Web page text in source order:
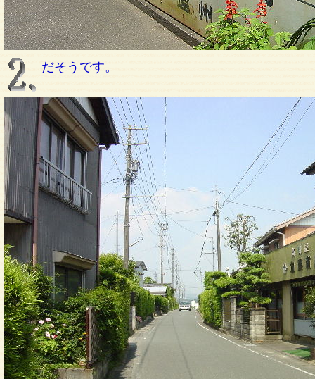
だそうです。